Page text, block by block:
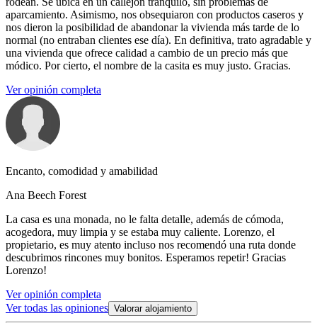
aparcamiento. Asimismo, nos obsequiaron con productos caseros y
nos dieron la posibilidad de abandonar la vivienda más tarde de lo
normal (no entraban clientes ese día). En definitiva, trato agradable y
una vivienda que ofrece calidad a cambio de un precio más que
módico. Por cierto, el nombre de la casita es muy justo. Gracias.
Ver opinión completa
Encanto, comodidad y amabilidad
Ana Beech Forest
La casa es una monada, no le falta detalle, además de cómoda,
acogedora, muy limpia y se estaba muy caliente. Lorenzo, el
propietario, es muy atento incluso nos recomendó una ruta donde
descubrimos rincones muy bonitos. Esperamos repetir! Gracias
Lorenzo!
Ver opinión completa
Ver todas las opiniones Valorar alojamiento